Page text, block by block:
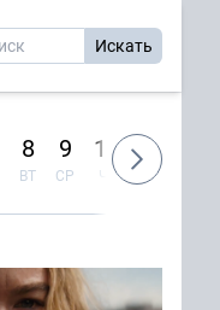
8
ВТ
9
СР
10
ЧТ
11
ПТ